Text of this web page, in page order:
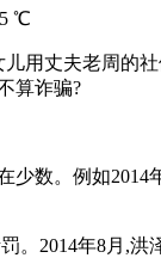
℃
用丈夫老周的
算诈骗?
数。例如
。2014年8月,